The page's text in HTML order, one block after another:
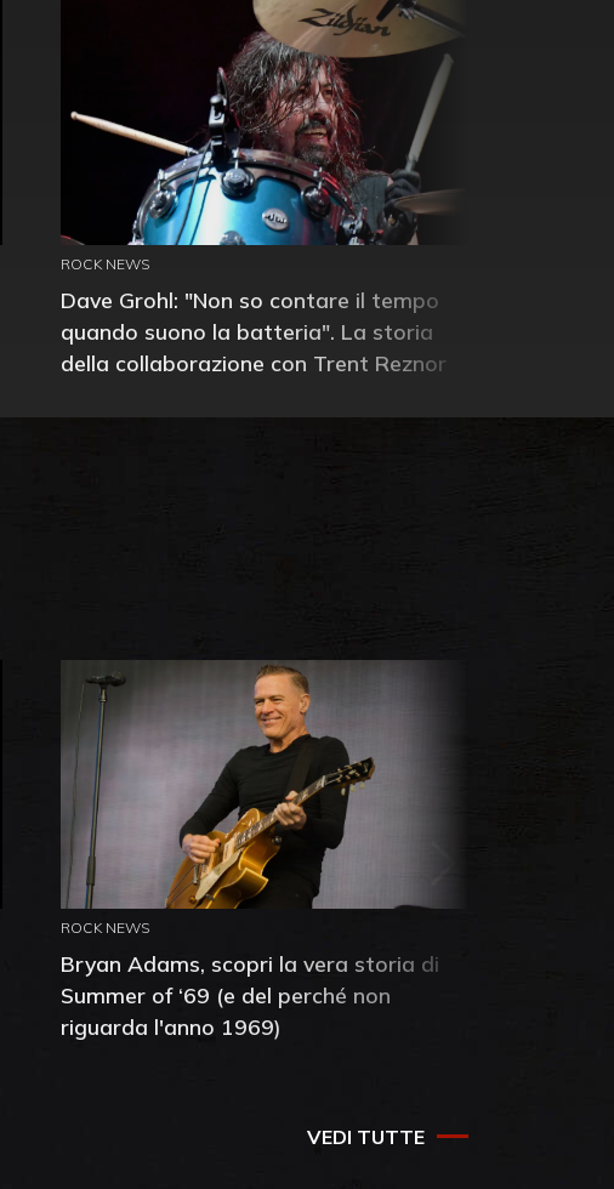
ROCK NEWS
Dave Grohl: "Non so contare il tempo
quando suono la batteria". La storia
della collaborazione con Trent Reznor
ROCK NEWS
Bryan Adams, scopri la vera storia di
Summer of ‘69 (e del perché non
riguarda l'anno 1969)
VEDI TUTTE